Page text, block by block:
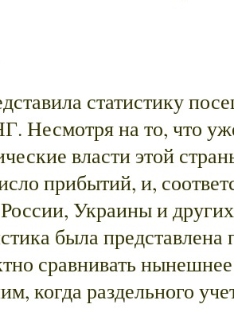
статистику
Несмотря на то, что
власти этой
прибытий, и,
Украины и
была
сравнивать
когда раздельного